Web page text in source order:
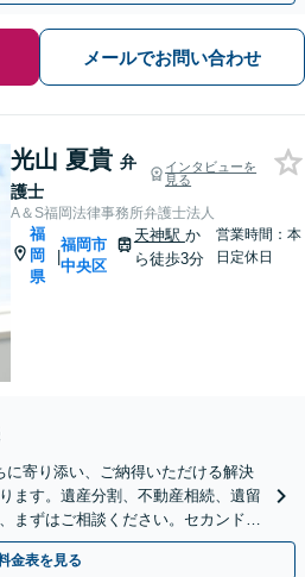
メールでお問い合わせ
光山 夏貴 弁
護士
インタビューを
見る
A＆S福岡法律事務所弁護士法人
福
岡
県
|
福岡市
中央区
天神駅 か
ら徒歩3分
営業時間：本
日定休日
に寄り添い、ご納得いただける解決
ます。遺産分割、不動産相続、遺留
まずはご相談ください。セカンドオ
出張相談＆WEB面談可】
金表を見る